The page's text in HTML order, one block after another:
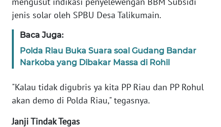
jenis solar oleh SPBU Desa Talikumain.
Baca Juga:
Polda Riau Buka Suara soal Gudang Bandar
Narkoba yang Dibakar Massa di Rohil
"Kalau tidak digubris ya kita PP Riau dan PP Rohul
akan demo di Polda Riau," tegasnya.
Janji Tindak Tegas
WN
SULBAR
WN
BABEL
SUMBAR